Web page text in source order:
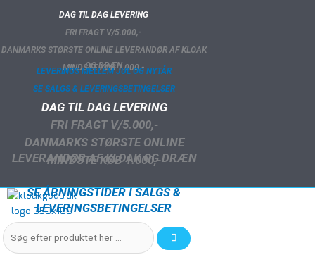
DAG TIL DAG LEVERING
FRI FRAGT V/5.000,-
DANMARKS STØRSTE ONLINE LEVERANDØR AF KLOAK
OG DRÆN
MINDSTE KØB 1.000,-
LEVERINGS MELLEM JUL OG NYTÅR
SE SALGS & LEVERINGSBETINGELSER
DAG TIL DAG LEVERING
FRI FRAGT V/5.000,-
DANMARKS STØRSTE ONLINE
LEVERANDØR AF KLOAK OG DRÆN
MINDSTE KØB 1.000,-
SE ÅBNINGSTIDER I SALGS &
LEVERINGSBETINGELSER